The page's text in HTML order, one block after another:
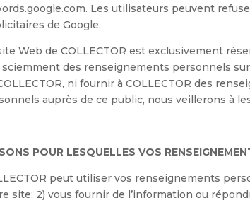
Les utilisateurs peuvent
de Google.
Web de COLLECTOR est exclusivement
sciemment des renseignements personnels
ni fournir à COLLECTOR des
auprès de ce public, nous veillerons à
POUR LESQUELLES VOS
peut utiliser vos renseignements
site; 2) vous fournir de l’information ou